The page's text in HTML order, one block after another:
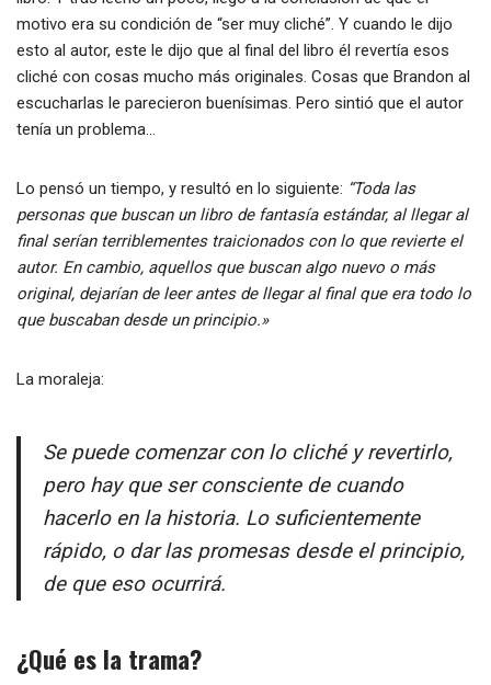
motivo era su condición de “ser muy cliché”. Y cuando le dijo
esto al autor, este le dijo que al final del libro él revertía esos
cliché con cosas mucho más originales. Cosas que Brandon al
escucharlas le parecieron buenísimas. Pero sintió que el autor
tenía un problema…
Lo pensó un tiempo, y resultó en lo siguiente: “Toda las
personas que buscan un libro de fantasía estándar, al llegar al
final serían terriblementes traicionados con lo que revierte el
autor. En cambio, aquellos que buscan algo nuevo o más
original, dejarían de leer antes de llegar al final que era todo lo
que buscaban desde un principio.»
La moraleja:
Se puede comenzar con lo cliché y revertirlo,
pero hay que ser consciente de cuando
hacerlo en la historia. Lo suficientemente
rápido, o dar las promesas desde el principio,
de que eso ocurrirá.
¿Qué es la trama?